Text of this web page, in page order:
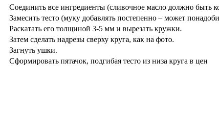
Соединить все ингредиенты (сливочное масло должно быть
Замесить тесто (муку добавлять постепенно – может
Раскатать его толщиной 3-5 мм и вырезать кружки.
Затем сделать надрезы сверху круга, как на фото.
Загнуть ушки.
Сформировать пятачок, подгибая тесто из низа круга в цен